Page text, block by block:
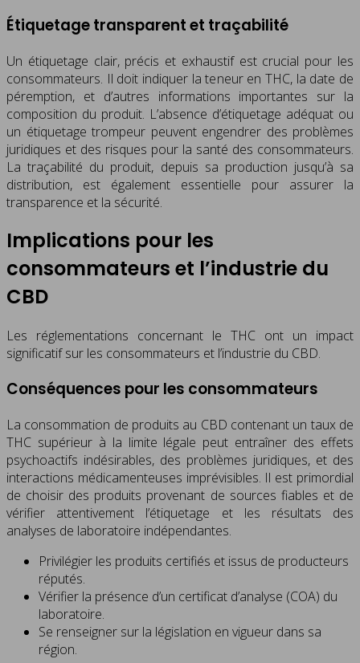
Étiquetage transparent et traçabilité
Un étiquetage clair, précis et exhaustif est crucial pour les
consommateurs. Il doit indiquer la teneur en THC, la date de
péremption, et d’autres informations importantes sur la
composition du produit. L’absence d’étiquetage adéquat ou
un étiquetage trompeur peuvent engendrer des problèmes
juridiques et des risques pour la santé des consommateurs.
La traçabilité du produit, depuis sa production jusqu’à sa
distribution, est également essentielle pour assurer la
transparence et la sécurité.
Implications pour les
consommateurs et l’industrie du
CBD
Les réglementations concernant le THC ont un impact
significatif sur les consommateurs et l’industrie du CBD.
Conséquences pour les consommateurs
La consommation de produits au CBD contenant un taux de
THC supérieur à la limite légale peut entraîner des effets
psychoactifs indésirables, des problèmes juridiques, et des
interactions médicamenteuses imprévisibles. Il est primordial
de choisir des produits provenant de sources fiables et de
vérifier attentivement l’étiquetage et les résultats des
analyses de laboratoire indépendantes.
Privilégier les produits certifiés et issus de producteurs
réputés.
Vérifier la présence d’un certificat d’analyse (COA) du
laboratoire.
Se renseigner sur la législation en vigueur dans sa
région.